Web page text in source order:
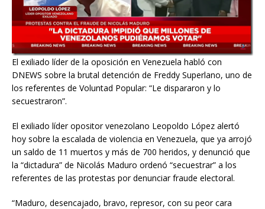
El exiliado líder de la oposición en Venezuela habló con
DNEWS sobre la brutal detención de Freddy Superlano, uno de
los referentes de Voluntad Popular: “Le dispararon y lo
secuestraron”.
El exiliado líder opositor venezolano Leopoldo López alertó
hoy sobre la escalada de violencia en Venezuela, que ya arrojó
un saldo de 11 muertos y más de 700 heridos, y denunció que
la “dictadura” de Nicolás Maduro ordenó “secuestrar” a los
referentes de las protestas por denunciar fraude electoral.
“Maduro, desencajado, bravo, represor, con su peor cara